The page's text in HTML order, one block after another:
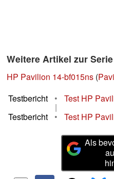
Weitere Artikel zur Serie
HP Pavilion 14-bf015ns (
Testbericht
• Test HP
|
Testbericht
• Test HP
Als